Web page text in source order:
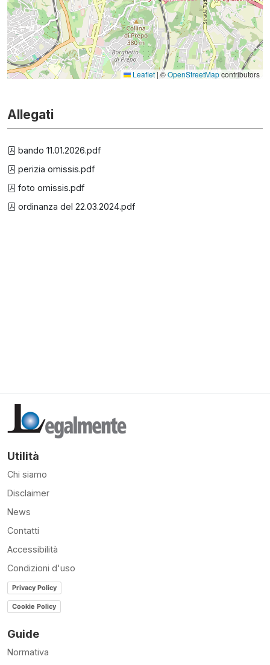
Leaflet|©OpenStreetMapcontributors
Allegati
bando 11.01.2026.pdf
perizia omissis.pdf
foto omissis.pdf
ordinanza del 22.03.2024.pdf
Utilità
Chi siamo
Disclaimer
News
Contatti
Accessibilità
Condizioni d'uso
Privacy Policy
Cookie Policy
Guide
Normativa